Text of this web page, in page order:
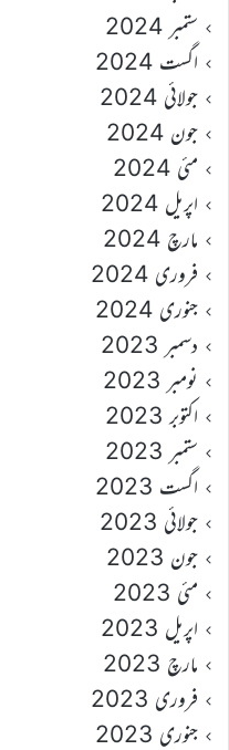
ستمبر 2024
اگست 2024
جولائی 2024
جون 2024
مئی 2024
اپریل 2024
مارچ 2024
فروری 2024
جنوری 2024
دسمبر 2023
نومبر 2023
اکتوبر 2023
ستمبر 2023
اگست 2023
جولائی 2023
جون 2023
مئی 2023
اپریل 2023
مارچ 2023
فروری 2023
جنوری 2023